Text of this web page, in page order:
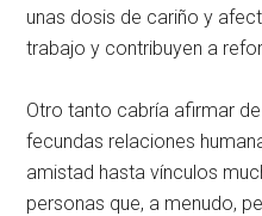
unas dosis de cariño y
trabajo y contribuyen a
Otro tanto cabría afirmar
fecundas relaciones
amistad hasta vínculos
personas que, a menudo,